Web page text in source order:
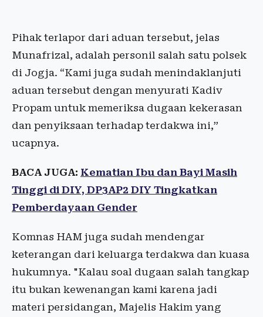
Pihak terlapor dari aduan tersebut, jelas
Munafrizal, adalah personil salah satu polsek
di Jogja. “Kami juga sudah menindaklanjuti
aduan tersebut dengan menyurati Kadiv
Propam untuk memeriksa dugaan kekerasan
dan penyiksaan terhadap terdakwa ini,”
ucapnya.
BACA JUGA: Kematian Ibu dan Bayi Masih
Tinggi di DIY, DP3AP2 DIY Tingkatkan
Pemberdayaan Gender
Komnas HAM juga sudah mendengar
keterangan dari keluarga terdakwa dan kuasa
hukumnya. "Kalau soal dugaan salah tangkap
itu bukan kewenangan kami karena jadi
materi persidangan, Majelis Hakim yang